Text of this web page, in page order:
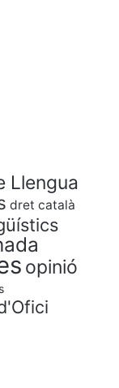
Llengua
dret català
opinió